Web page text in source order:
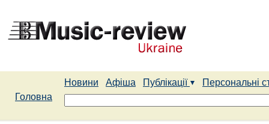
Новини Афіша Публікації
Персональні
Головна